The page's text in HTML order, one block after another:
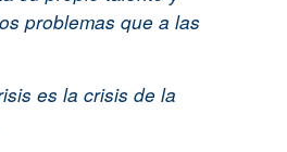
problemas que a las
es la crisis de la